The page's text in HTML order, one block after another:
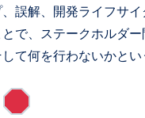
誤解、開発ライフサ
で、ステークホルダ
て何を行わないかと